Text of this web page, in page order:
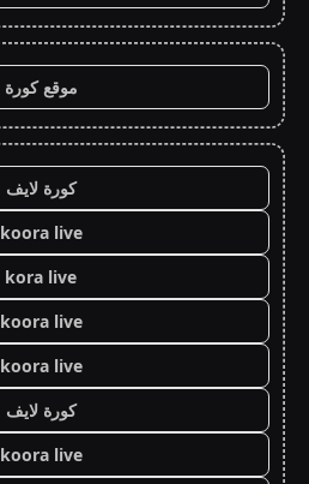
موقع كورة
كورة لايف
koora live
kora live
koora live
koora live
كورة لايف
koora live